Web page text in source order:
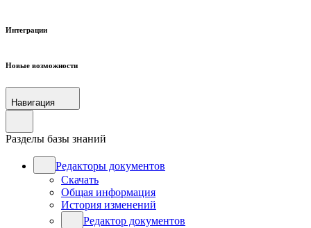
Интеграции
Новые возможности
Навигация
Разделы базы знаний
Редакторы документов
Скачать
Общая информация
История изменений
Редактор документов